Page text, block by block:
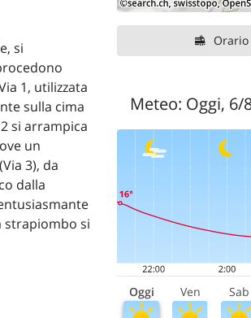
si
1, utilizzata
sulla cima
si arrampica
un
3), da
dalla
strapiombo si
Orario
Meteo: Oggi, 6/
Oggi Ven Sab